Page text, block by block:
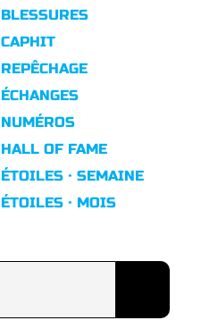
BLESSURES
CAPHIT
REPÊCHAGE
ÉCHANGES
NUMÉROS
HALL OF FAME
ÉTOILES · SEMAINE
ÉTOILES · MOIS